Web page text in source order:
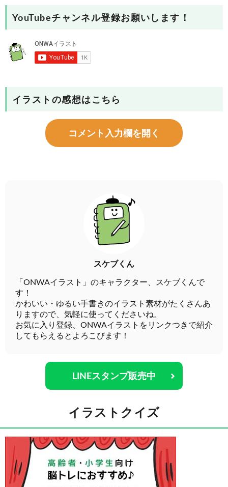
YouTubeチャンネル登録お願いします！
イラストの感想はこちら
コメント入力欄を開く
スケブくん
「ONWAイラスト」のキャラクター、スケブくんで
す！
かわいい・ゆるい手書きのイラスト素材がたくさんあ
りますので、気軽に使ってくださいね。
お気に入り登録、ONWAイラストをリンクつきで紹介
してもらえるとよろこびます！
LINEスタンプ販売中
イラストクイズ